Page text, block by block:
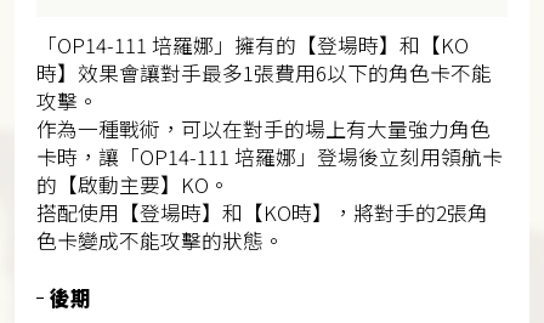
「OP14-111 培羅娜」擁有的【登場時】和【KO
時】效果會讓對手最多1張費用6以下的角色卡不能
攻擊。
作為一種戰術，可以在對手的場上有大量強力角色
卡時，讓「OP14-111 培羅娜」登場後立刻用領航卡
的【啟動主要】KO。
搭配使用【登場時】和【KO時】，將對手的2張角
色卡變成不能攻擊的狀態。
後期